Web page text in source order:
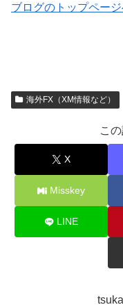
ブログのトップペー
海外FX（XM情報など）
こ
X
Misskey
LINE